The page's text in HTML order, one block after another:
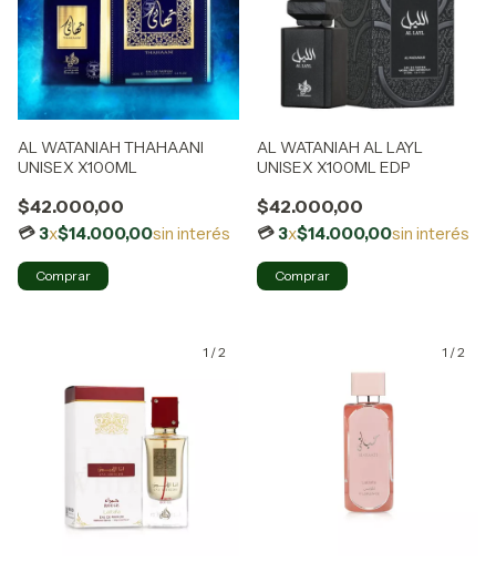
AL WATANIAH THAHAANI
UNISEX X100ML
$42.000,00
3x$14.000,00sin interés
AL WATANIAH AL LAYL
UNISEX X100ML EDP
$42.000,00
3x$14.000,00sin interés
1 /2 1 /2